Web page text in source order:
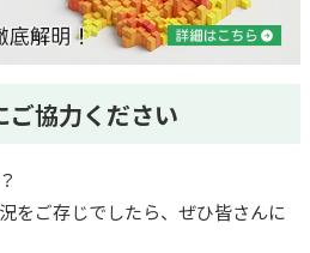
ご協力ください
をご存じでしたら、ぜひ皆さんに